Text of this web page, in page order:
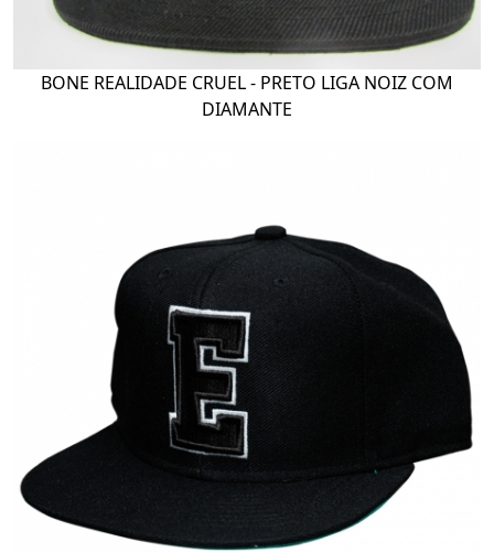
BONE REALIDADE CRUEL - PRETO LIGA NOIZ COM
DIAMANTE